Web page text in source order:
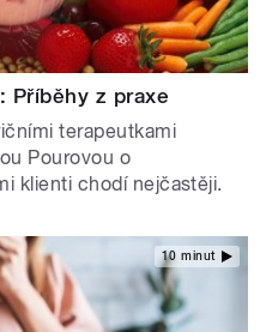
Příběhy z praxe
terapeutkami
Pourovou o
klienti chodí nejčastěji.
10 minut